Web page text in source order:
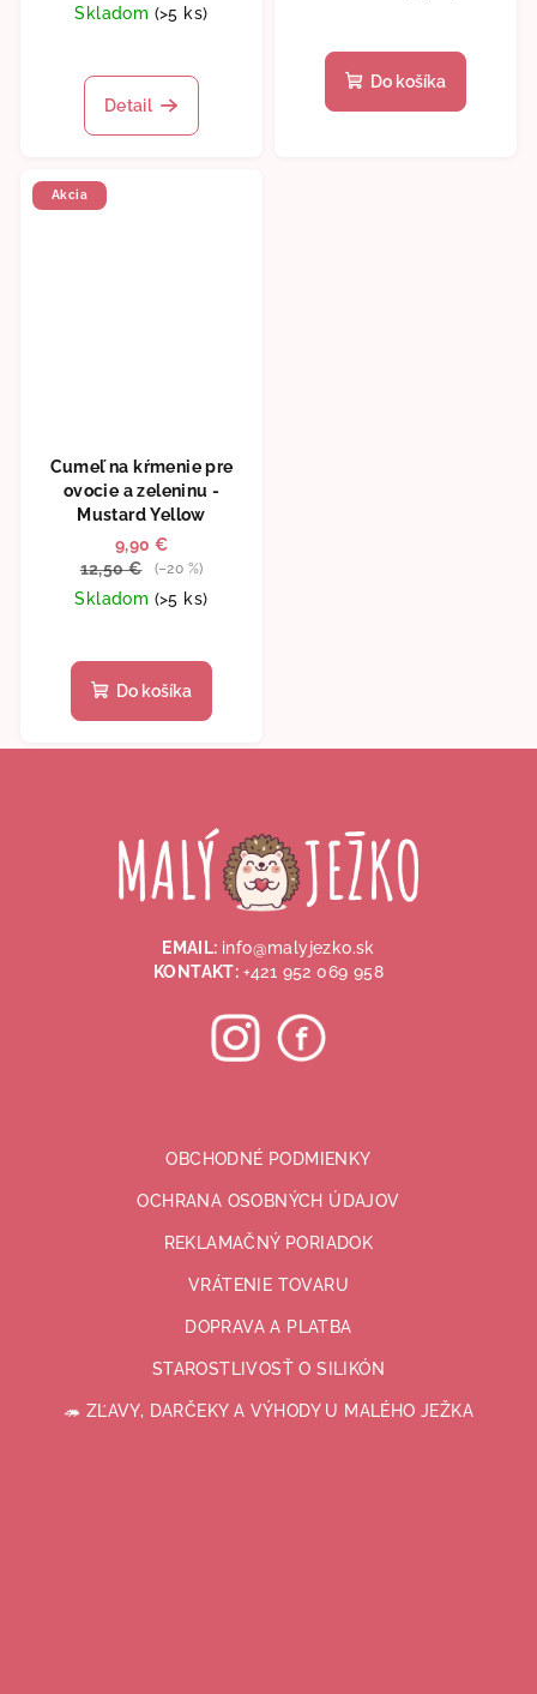
Skladom (>5 ks)
hodnotenie
produktu
Detail
Do košíka
Akcia
Cumeľ na kŕmenie pre
ovocie a zeleninu -
Mustard Yellow
9,90 €
12,50 €
(–20 %)
Skladom (>5 ks)
Do košíka
EMAIL: info@malyjezko.sk
KONTAKT: +421 952 069 958
OBCHODNÉ PODMIENKY
OCHRANA OSOBNÝCH ÚDAJOV
REKLAMAČNÝ PORIADOK
VRÁTENIE TOVARU
DOPRAVA A PLATBA
STAROSTLIVOSŤ O SILIKÓN
🦔 ZĽAVY, DARČEKY A VÝHODY U MALÉHO JEŽKA